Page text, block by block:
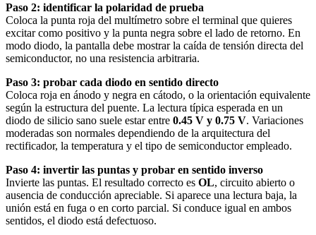
Paso 2: identificar la polaridad de prueba
Coloca la punta roja del multímetro sobre el terminal que quieres
excitar como positivo y la punta negra sobre el lado de retorno. En
modo diodo, la pantalla debe mostrar la caída de tensión directa del
semiconductor, no una resistencia arbitraria.
Paso 3: probar cada diodo en sentido directo
Coloca roja en ánodo y negra en cátodo, o la orientación equivalente
según la estructura del puente. La lectura típica esperada en un
diodo de silicio sano suele estar entre 0.45 V y 0.75 V. Variaciones
moderadas son normales dependiendo de la arquitectura del
rectificador, la temperatura y el tipo de semiconductor empleado.
Paso 4: invertir las puntas y probar en sentido inverso
Invierte las puntas. El resultado correcto es OL, circuito abierto o
ausencia de conducción apreciable. Si aparece una lectura baja, la
unión está en fuga o en corto parcial. Si conduce igual en ambos
sentidos, el diodo está defectuoso.